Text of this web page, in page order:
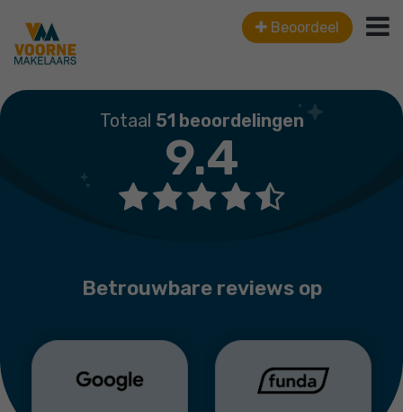
Beoordeel
Totaal 51 beoordelingen
9.4
Betrouwbare reviews op